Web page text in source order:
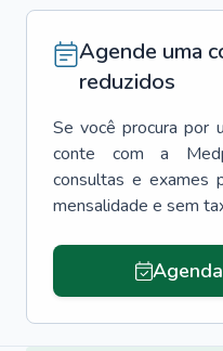
Agende uma
reduzidos
Se você procura por
conte com a
consultas e exames
mensalidade e sem